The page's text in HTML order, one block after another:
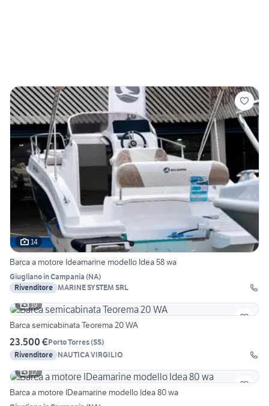
14
Barca a motore Ideamarine modello Idea 58 wa
Giugliano in Campania (NA)
Rivenditore MARINE SYSTEM SRL
19
Barca semicabinata Teorema 20 WA
23.500 €Porto Torres(SS)
Rivenditore NAUTICA VIRGILIO
12
Barca a motore IDeamarine modello Idea 80 wa